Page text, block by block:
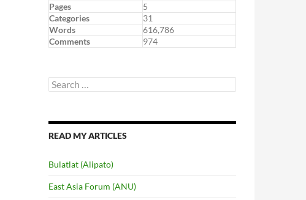
Pages
5
Categories
31
Words
616,786
Comments
974
Search
for:
READ MY ARTICLES
Bulatlat (Alipato)
East Asia Forum (ANU)